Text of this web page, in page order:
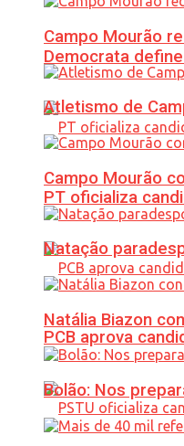
Democrata
PT oficializa
PCB aprova
Campo Mourão
Atletismo de
Campo Mourão
Natação
Natália Biazon
Bolão: Nos